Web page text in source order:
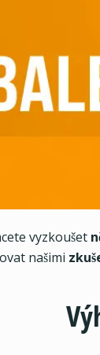
vyzkoušet
našimi